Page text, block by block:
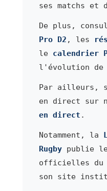
ses matchs et
De plus,
Pro D2 , les
le calendrier
l'évolution de
Par ailleurs,
en direct sur
en direct .
Notamment, la
Rugbypublie
officielles du
son site